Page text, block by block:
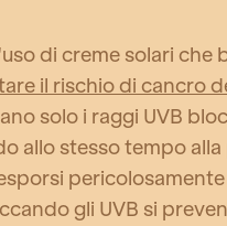
di creme solari che
il rischio di cancro
solo i raggi UVB
allo stesso tempo
pericolosamente
gli UVB si